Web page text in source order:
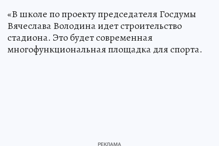
«В школе по проекту председателя Госдумы
Вячеслава Володина идет строительство
стадиона. Это будет современная
многофункциональная площадка для спорта.